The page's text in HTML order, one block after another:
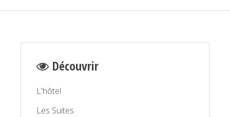
Découvrir
L'hôtel
Les Suites